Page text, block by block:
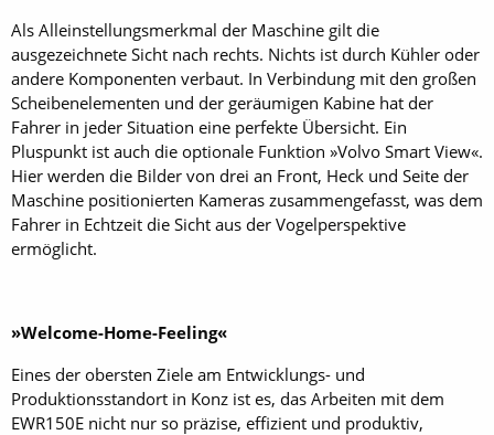
Als Alleinstellungsmerkmal der Maschine gilt die
ausgezeichnete Sicht nach rechts. Nichts ist durch Kühler oder
andere Komponenten verbaut. In Verbindung mit den großen
Scheibenelementen und der geräumigen Kabine hat der
Fahrer in jeder Situation eine perfekte Übersicht. Ein
Pluspunkt ist auch die optionale Funktion »Volvo Smart View«.
Hier werden die Bilder von drei an Front, Heck und Seite der
Maschine positionierten Kameras zusammengefasst, was dem
Fahrer in Echtzeit die Sicht aus der Vogelperspektive
ermöglicht.
»Welcome-Home-Feeling«
Eines der obersten Ziele am Entwicklungs- und
Produktionsstandort in Konz ist es, das Arbeiten mit dem
EWR150E nicht nur so präzise, effizient und produktiv,